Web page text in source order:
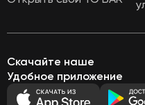
Скачайте наше
Удобное приложение